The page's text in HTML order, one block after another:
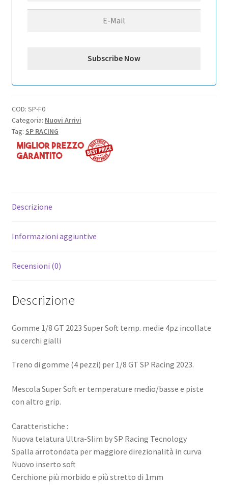
COD: SP-F0
Categoria: Nuovi Arrivi
Tag: SP RACING
Descrizione
Informazioni aggiuntive
Recensioni (0)
Descrizione
Gomme 1/8 GT 2023 Super Soft temp. medie 4pz incollate
su cerchi gialli
Treno di gomme (4 pezzi) per 1/8 GT SP Racing 2023.
Mescola Super Soft er temperature medio/basse e piste
con altro grip.
Caratteristiche :
Nuova telatura Ultra-Slim by SP Racing Tecnology
Spalla arrotondata per maggiore direzionalità in curva
Nuovo inserto soft
Cerchione più morbido e più stretto di 1mm